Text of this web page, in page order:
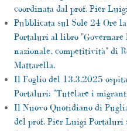
coordinata dal prof. Pier
Pubblicata sul Sole 24 Ore
Portaluri al libro
nazionale, competitività" di
Mattarella.
Il Foglio del 13.3.2025
Portaluri: "Tutelare i
Il Nuovo Quotidiano di
del prof. Pier Luigi Portaluri